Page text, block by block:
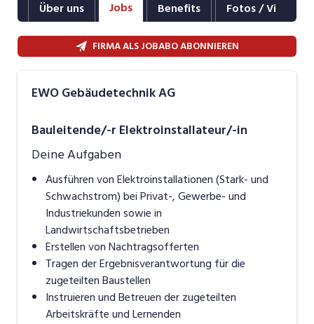
Industrie, Maschinenbau, Anlagenbau,
Informatik, Telekommunikation
Kaufm. Berufe, Kundendienst, Verwaltung
Marketing, Kommunikation, Medien, Druck
Mechanik, Elektronik, Optik, Textil (Fertigung)
Medizin, Gesundheitswesen, Pflege
Sicherheit, Rettung, Polizei, Zoll
Verkauf, Handel, Kundenberatung,
Aussendienst
Über uns Jobs Benefits Fotos / Videos
FIRMA ALS JOBABO ABONNIEREN
EWO Gebäudetechnik AG
Bauleitende/-r Elektroinstallateur/-in
Deine Aufgaben
Ausführen von Elektroinstallationen (Stark- und
Schwachstrom) bei Privat-, Gewerbe- und
Industriekunden sowie in
Landwirtschaftsbetrieben
Erstellen von Nachtragsofferten
Tragen der Ergebnisverantwortung für die
zugeteilten Baustellen
Instruieren und Betreuen der zugeteilten
Arbeitskräfte und Lernenden